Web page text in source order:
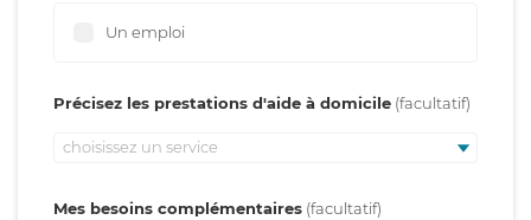
Un emploi
Précisez les prestations d'aide à domicile
choisissez un service
Mes besoins complémentaires